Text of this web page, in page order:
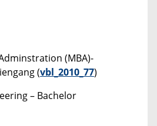
(MBA)-
(vbl_2010_77)
– Bachelor